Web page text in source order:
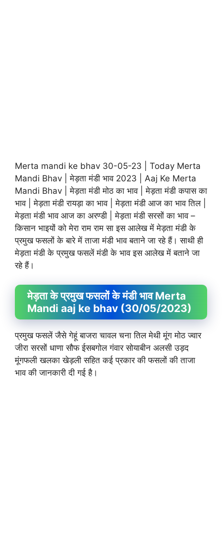
Merta mandi ke bhav 30-05-23 | Today Merta
Mandi Bhav | मेड़ता मंडी भाव 2023 | Aaj Ke Merta
Mandi Bhav | मेड़ता मंडी मोठ का भाव | मेड़ता मंडी कपास का
भाव | मेड़ता मंडी रायड़ा का भाव | मेड़ता मंडी आज का भाव तिल |
मेड़ता मंडी भाव आज का अरण्डी | मेड़ता मंडी सरसों का भाव –
किसान भाइयों को मेरा राम राम सा इस आलेख में मेड़ता मंडी के
प्रमुख फसलों के बारे में ताजा मंडी भाव बताने जा रहे हैं। साथी ही
मेड़ता मंडी के प्रमुख फसलें मंडी के भाव इस आलेख में बताने जा
रहे हैं।
मेड़ता के प्रमुख फसलों के मंडी भाव Merta
Mandi aaj ke bhav (30/05/2023)
प्रमुख फसलें जैसे गेहूं बाजरा चावल चना तिल मेथी मूंग मोठ ज्वार
जीरा सरसों धाणा सौफ ईसबगोल गंवार सोयाबीन अलसी उड़द
मूंगफली खलका खेड़ली सहित कई प्रकार की फसलों की ताजा
भाव की जानकारी दी गई है।